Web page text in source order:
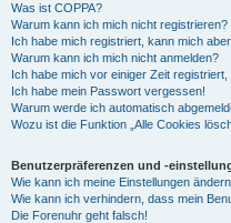
Was ist COPPA?
Warum kann ich mich nicht registrieren?
Ich habe mich registriert, kann mich
Warum kann ich mich nicht anmelden?
Ich habe mich vor einiger Zeit
Ich habe mein Passwort vergessen!
Warum werde ich automatisch
Wozu ist die Funktion „Alle Cookies
Benutzerpräferenzen und -
Wie kann ich meine Einstellungen
Wie kann ich verhindern, dass mein
Die Forenuhr geht falsch!